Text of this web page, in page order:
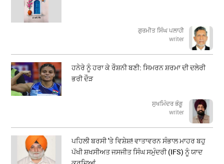
ਗੁਰਮੀਤ ਸਿੰਘ ਪਲਾਹੀ
writer
ਹਨੇਰੇ ਨੂੰ ਹਰਾ ਕੇ ਰੌਸ਼ਨੀ ਬਣੀ: ਸਿਮਰਨ ਸ਼ਰਮਾ ਦੀ ਦਲੇਰੀ
ਭਰੀ ਦੌੜ
ਸੁਖਮਿੰਦਰ ਭੰਗੂ
writer
ਪਹਿਲੀ ਬਰਸੀ 'ਤੇ ਵਿਸ਼ੇਸ਼! ਵਾਤਾਵਰਨ ਸੰਭਾਲ ਮਾਹਰ ਬਹੁ
ਪੱਖੀ ਸ਼ਖਸੀਅਤ ਜਸਜੀਤ ਸਿੰਘ ਸਮੁੰਦਰੀ (IFS) ਨੂੰ ਯਾਦ